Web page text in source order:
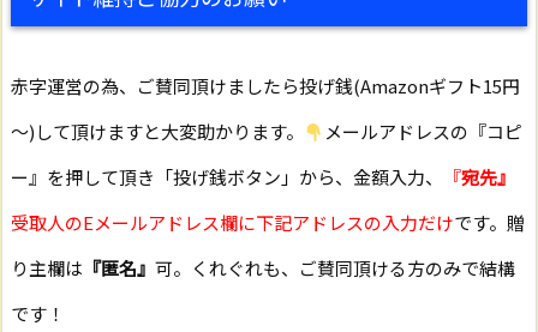
赤字運営の為、ご賛同頂けましたら投げ銭(Amazonギフト15円
～)して頂けますと大変助かります。
メールアドレスの『コピ
ー』を押して頂き「投げ銭ボタン」から、金額入力、
『宛先』
受取人のEメールアドレス欄に下記アドレスの入力だけです。贈
り主欄は 『匿名』 可。くれぐれも、ご賛同頂ける方のみで結構
です！